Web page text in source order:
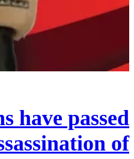
have passed
of